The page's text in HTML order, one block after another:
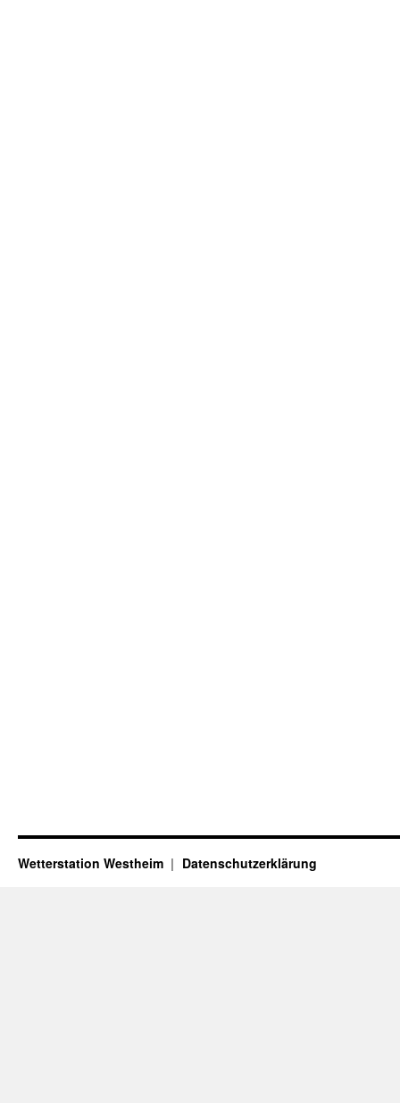
Wetterstation Westheim Datenschutzerklärung